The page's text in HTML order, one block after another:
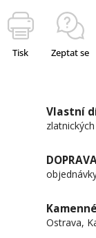
Tisk Zeptat se
Vlastní
Ostrava,